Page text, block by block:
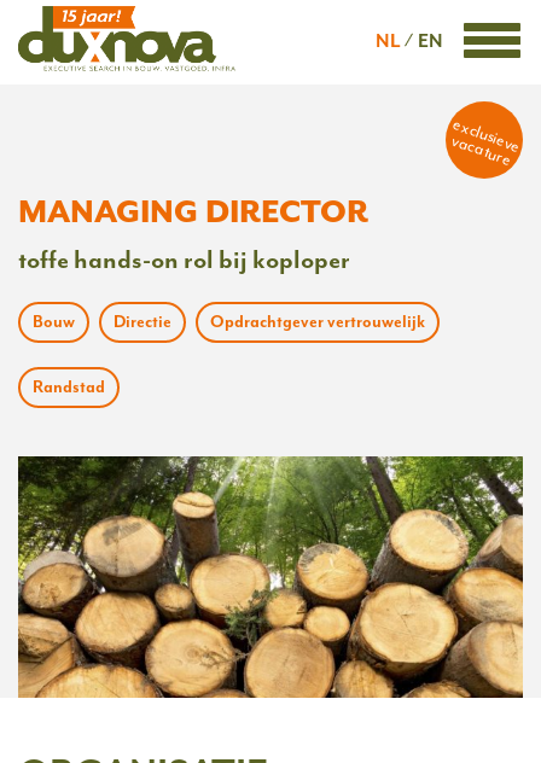
NL EN
exclusieve
vacature
MANAGING DIRECTOR
toffe hands-on rol bij koploper
Bouw Directie Opdrachtgever vertrouwelijk
Randstad